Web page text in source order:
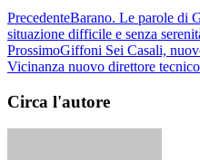
PrecedenteBarano. Le parole di
situazione difficile e senza
ProssimoGiffoni Sei Casali,
Vicinanza nuovo direttore tecnico
Circa l'autore